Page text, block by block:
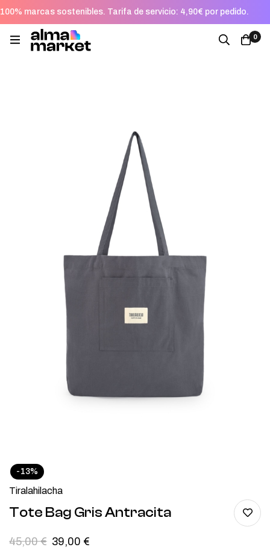
100% marcas sostenibles. Tarifa de servicio: 4,90€ por pedido.
0
-13%
Tiralahilacha
Tote Bag Gris Antracita
45,00€ 39,00 €